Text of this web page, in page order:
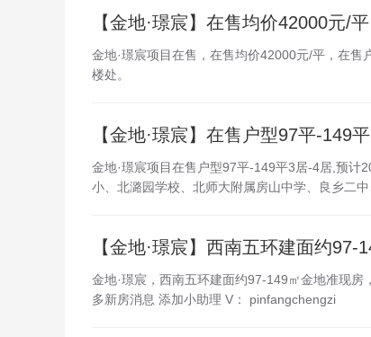
【金地·璟宸】在售均价42000元/平
金地·璟宸项目在售，在售均价42000元/平，在
楼处。
【金地·璟宸】在售户型97平-149
金地·璟宸项目在售户型97平-149平3居-4居,预计
小、北潞园学校、北师大附属房山中学、良乡二
【金地·璟宸】西南五环建面约97-
金地·璟宸，西南五环建面约97-149㎡金地准现
多新房消息 添加小助理 V： pinfangchengzi